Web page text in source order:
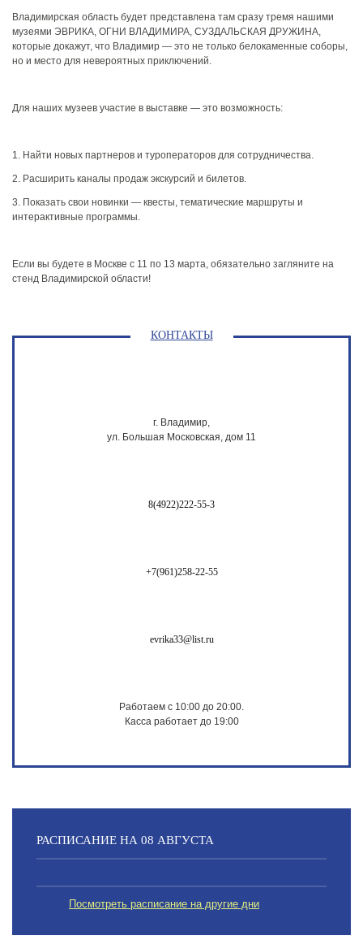
Владимирская область будет представлена там сразу тремя нашими
музеями ЭВРИКА, ОГНИ ВЛАДИМИРА, СУЗДАЛЬСКАЯ ДРУЖИНА,
которые докажут, что Владимир — это не только белокаменные соборы,
но и место для невероятных приключений.
Для наших музеев участие в выставке — это возможность:
1. Найти новых партнеров и туроператоров для сотрудничества.
2. Расширить каналы продаж экскурсий и билетов.
3. Показать свои новинки — квесты, тематические маршруты и
интерактивные программы.
Если вы будете в Москве с 11 по 13 марта, обязательно загляните на
стенд Владимирской области!
КОНТАКТЫ
г. Владимир,
ул. Большая Московская, дом 11
8(4922)222-55-3
+7(961)258-22-55
evrika33@list.ru
Работаем с 10:00 до 20:00.
Касса работает до 19:00
РАСПИСАНИЕ НА 08 АВГУСТА
Посмотреть расписание на другие дни